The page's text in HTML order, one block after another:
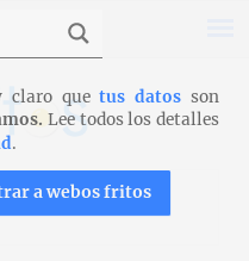
y galletas >
claro quetus datos son
Lee todos los detalles
.
a webos fritos